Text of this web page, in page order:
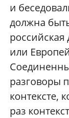
и
должна
российская
или
разговоры
контексте,
раз